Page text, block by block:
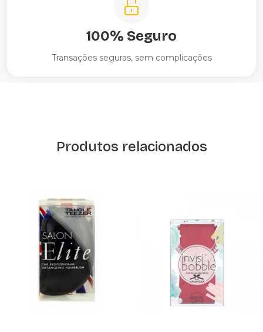
100% Seguro
Transações seguras, sem complicações
Produtos relacionados